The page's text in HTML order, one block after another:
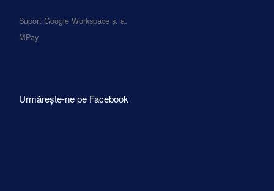
Suport Google Workspace ș. a.
MPay
Urmărește-ne pe Facebook